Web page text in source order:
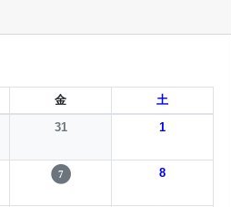
金
土
31 1
7 8